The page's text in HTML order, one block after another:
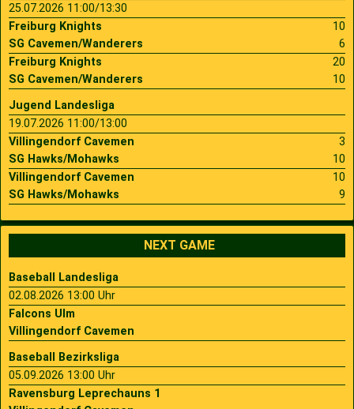
25.07.2026 11:00/13:30
Freiburg Knights
10
SG Cavemen/Wanderers
6
Freiburg Knights
20
SG Cavemen/Wanderers
10
Jugend Landesliga
19.07.2026 11:00/13:00
Villingendorf Cavemen
3
SG Hawks/Mohawks
10
Villingendorf Cavemen
10
SG Hawks/Mohawks
9
NEXT GAME
Baseball Landesliga
02.08.2026 13:00 Uhr
Falcons Ulm
Villingendorf Cavemen
Baseball Bezirksliga
05.09.2026 13:00 Uhr
Ravensburg Leprechauns 1